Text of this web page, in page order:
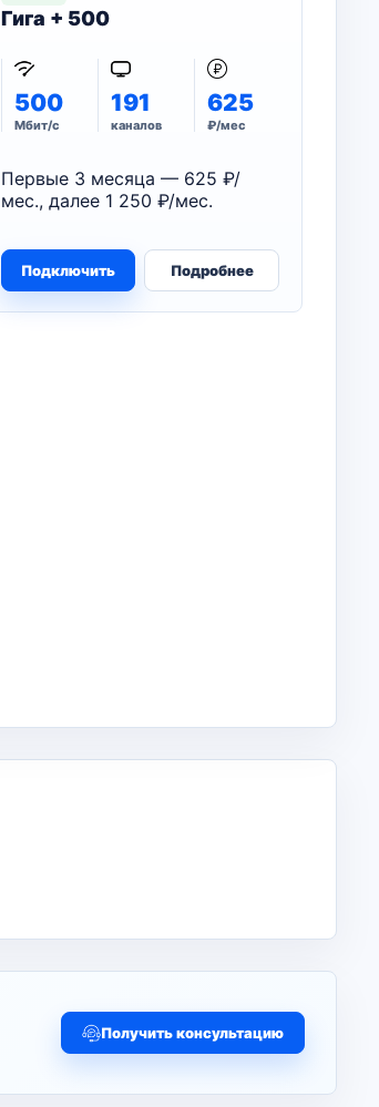
Гига + 500
500
Мбит/с
191
каналов
625
₽/мес
Первые 3 месяца — 625 ₽/
мес., далее 1 250 ₽/мес.
Подключить Подробнее
Получить консультацию